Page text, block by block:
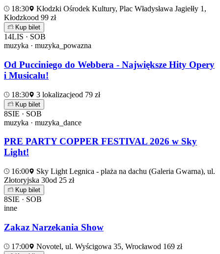
18:30
Kłodzki Ośrodek Kultury, Plac Władysława Jagiełły 1,
Kłodzkood 99 zł
Kup bilet
14LIS · SOB
muzyka · muzyka_powazna
Od Pucciniego do Webbera - Największe Hity Opery
i Musicalu!
18:30 3 lokalizacjeod 79 zł
Kup bilet
8SIE · SOB
muzyka · muzyka_dance
PRE PARTY COPPER FESTIVAL 2026 w Sky
Light!
16:00
Sky Light Legnica - plaża na dachu (Galeria Gwarna), ul.
Złotoryjska 30od 25 zł
Kup bilet
8SIE · SOB
inne
Zakaz Narzekania Show
17:00 Novotel, ul. Wyścigowa 35, Wrocławod 169 zł